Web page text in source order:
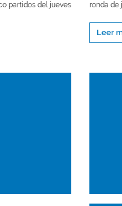
partidos del jueves
ronda de
Leer